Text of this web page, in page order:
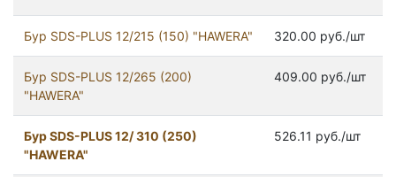
Бур SDS-PLUS 12/215 (150) "HAWERA" 320.00 руб./шт
Бур SDS-PLUS 12/265 (200)
"HAWERA"
409.00 руб./шт
Бур SDS-PLUS 12/ 310 (250)
"HAWERA"
526.11 руб./шт